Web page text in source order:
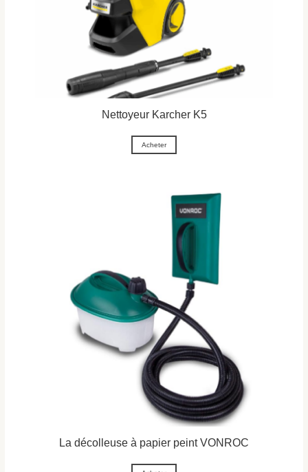
Nettoyeur Karcher K5
Acheter
La décolleuse à papier peint VONROC